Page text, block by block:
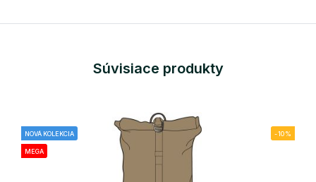
Súvisiace produkty
NOVÁ KOLEKCIA
MEGA
-10%